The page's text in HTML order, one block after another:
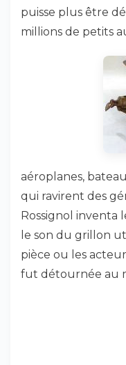
puisse plus être
millions de petits
aéroplanes,
qui ravirent des
Rossignol inventa
le son du grillon
pièce ou les
fut détournée au